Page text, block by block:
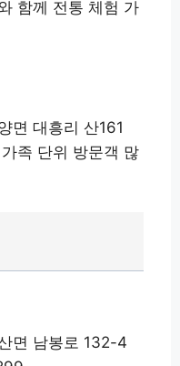
함께 전통 체험 가
면 대흥리 산161
족 단위 방문객 많
면 남봉로 132-4